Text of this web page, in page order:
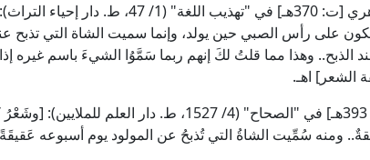
قال العلامة أبو منصور الأزهري [ت: 370هـ] في
على رأس الصبي حين يولد، وإنما سميت الشاة التي تذبح
الذبح.. وهذا مما قلتُ لكَ إنهم ربما سَمَّوُا الشيءَ باسم غيره
الشعر] اهـ.
وقال العلامة الجوهري [ت: 393هـ] في "الصحاح" (4/ 1527، ط. دار
ومنه سُمِّيت الشاةُ التي تُذبحُ عن المولود يوم أسبوعه